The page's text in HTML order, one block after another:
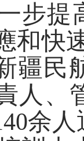
步提
和快
疆民
人、
余